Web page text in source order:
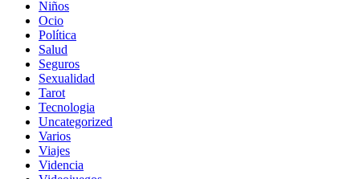
Niños
Ocio
Política
Salud
Seguros
Sexualidad
Tarot
Tecnologia
Uncategorized
Varios
Viajes
Videncia